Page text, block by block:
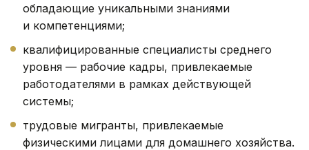
обладающие уникальными знаниями
и компетенциями;
квалифицированные специалисты среднего
уровня — рабочие кадры, привлекаемые
работодателями в рамках действующей
системы;
трудовые мигранты, привлекаемые
физическими лицами для домашнего хозяйства.